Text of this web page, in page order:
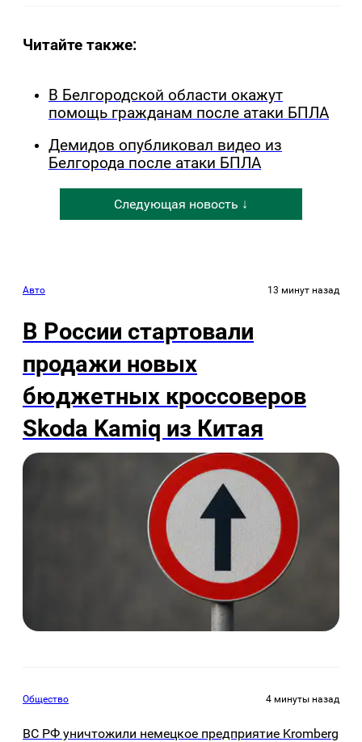
Читайте также:
В Белгородской области окажут
помощь гражданам после атаки БПЛА
Демидов опубликовал видео из
Белгорода после атаки БПЛА
Следующая новость ↓
Авто 13 минут назад
В России стартовали
продажи новых
бюджетных кроссоверов
Skoda Kamiq из Китая
Общество 4 минуты назад
ВС РФ уничтожили немецкое предприятие Kromberg